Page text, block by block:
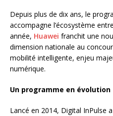
Depuis plus de dix ans, le
accompagne l’écosystème
année, Huawei franchit une
dimension nationale au
mobilité intelligente, enjeu
numérique.
Un programme en évolution
Lancé en 2014, Digital InPulse